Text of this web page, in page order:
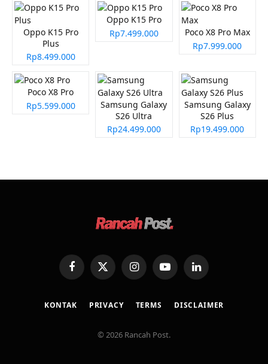
Oppo K15 Pro
Plus
Rp8.499.000
Oppo K15 Pro
Rp7.499.000
Poco X8 Pro Max
Rp7.999.000
Poco X8 Pro
Rp5.599.000
Samsung Galaxy
S26 Ultra
Rp24.499.000
Samsung Galaxy
S26 Plus
Rp19.499.000
FacebookX
(Twitter)
InstagramYouTubeLinkedIn
KONTAK PRIVACY TERMS DISCLAIMER
© 2026 Rancah Post.